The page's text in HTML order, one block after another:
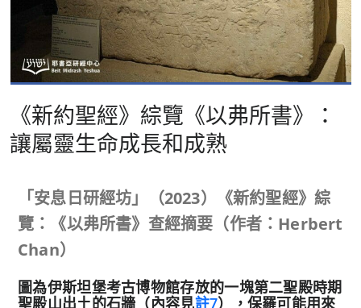
《新約聖經》綜覽《以弗所書》：
讓屬靈生命成長和成熟
「安息日研經坊」（2023）《新約聖經》綜
覽：《以弗所書》查經摘要（作者： Herbert
Chan）
圖為伊斯坦堡考古博物館存放的一塊第二聖殿時期
聖殿山出土的石牆（內容見註7），保羅可能用來